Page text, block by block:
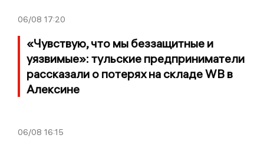
06/08 17:20
«Чувствую, что мы беззащитные и
уязвимые»: тульские предприниматели
рассказали о потерях на складе WB в
Алексине
06/08 16:15